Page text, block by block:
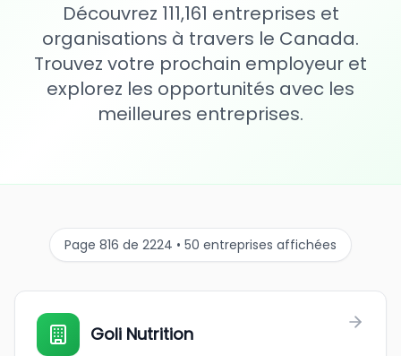
Découvrez 111,161 entreprises et
organisations à travers le Canada.
Trouvez votre prochain employeur et
explorez les opportunités avec les
meilleures entreprises.
Page 816 de 2224 • 50 entreprises affichées
Goli Nutrition